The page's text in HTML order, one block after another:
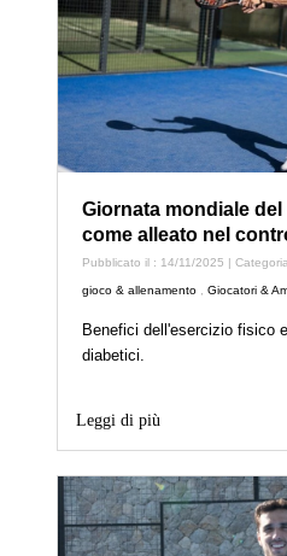
Giornata mondiale
come alleato nel
Pubblicato il : 14/11/2025 |
gioco & allenamento ,Giocatori &
Benefici dell'esercizio fisico
diabetici.
Leggi di più